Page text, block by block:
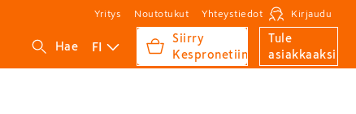
Yritys Noutotukut Yhteystiedot Kirjaudu
Hae FI
Siirry
Kespronetiin
Tule
asiakkaaksi